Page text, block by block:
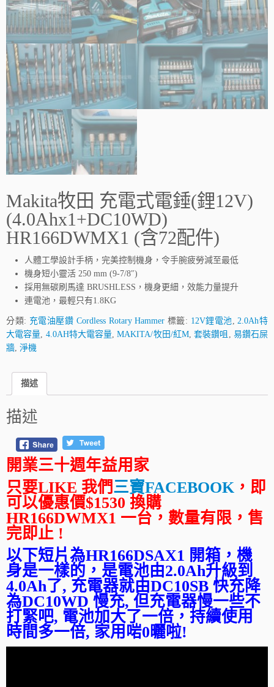
Makita牧田 充電式電錘(鋰12V)
(4.0Ahx1+DC10WD)
HR166DWMX1 (含72配件)
人體工學設計手柄，完美控制機身，令手腕疲勞減至最低
機身短小靈活 250 mm (9-7/8″)
採用無碳刷馬達 BRUSHLESS，機身更細，效能力量提升
連電池，最輕只有1.8KG
分類: 充電油壓鑽 Cordless Rotary Hammer 標籤: 12V鋰電池
2.0Ah特
大電容量 4.0AH特大電容量 ,MAKITA/牧田/紅M ,套裝鑽咀
易鑽石屎
牆 淨機
描述
描述
開業三十週年益用家
只要LIKE 我們三寶FACEBOOK ，即
可以優惠價$1530 換購
HR166DWMX1 一台，數量有限，售
完即止 !
以下短片為HR166DSAX1 開箱，機
身是一樣的，是電池由2.0Ah升級到
4.0Ah了, 充電器就由DC10SB 快充降
為DC10WD 慢充, 但充電器慢一些不
打緊吧, 電池加大了一倍，持續使用
時間多一倍, 家用啱0曬啦!